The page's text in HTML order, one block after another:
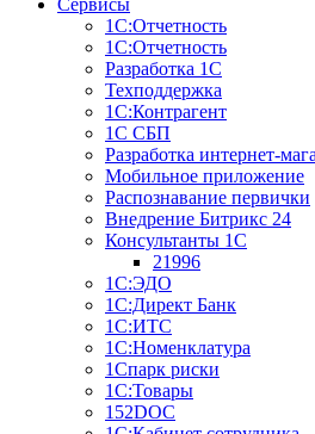
Сервисы
1С:Отчетность
1С:Отчетность
Разработка 1С
Техподдержка
1С:Контрагент
1С СБП
Разработка интернет-
Мобильное приложение
Распознавание первички
Внедрение Битрикс 24
Консультанты 1С
21996
1С:ЭДО
1С:Директ Банк
1С:ИТС
1С:Номенклатура
1Спарк риски
1С:Товары
152DOC